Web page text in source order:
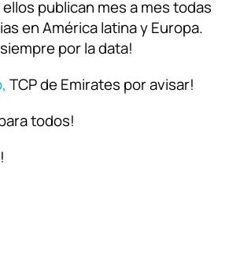
publican mes a mes todas
en América latina y Europa.
por la data!
TCP de Emirates por avisar!
todos!